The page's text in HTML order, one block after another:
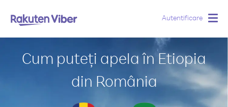
Autentificare
Cum puteți apela în Etiopia
din România